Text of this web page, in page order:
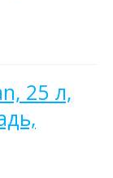
25 л,